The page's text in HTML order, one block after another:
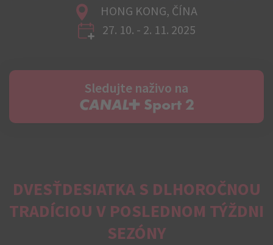
HONG KONG, ČÍNA
27. 10. - 2. 11. 2025
Sledujte naživo na
C+ Sport 2
DVESŤDESIATKA S DLHOROČNOU
TRADÍCIOU V POSLEDNOM TÝŽDNI
SEZÓNY